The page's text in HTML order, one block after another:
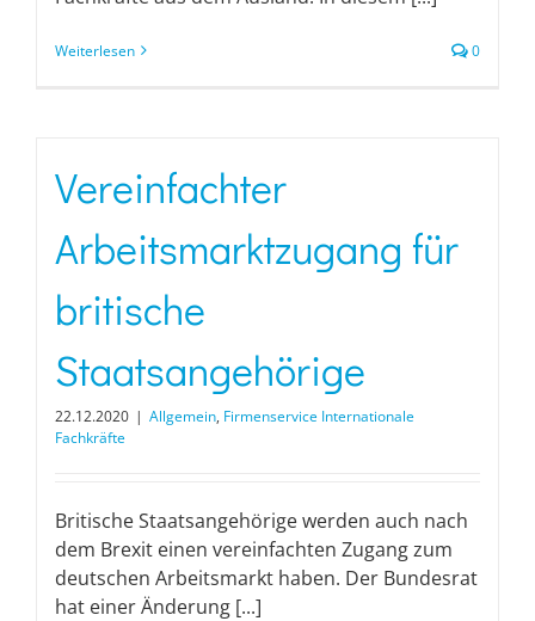
Weiterlesen 0
Vereinfachter
Arbeitsmarktzugang für
britische
Staatsangehörige
22.12.2020 | Allgemein, Firmenservice Internationale
Fachkräfte
Britische Staatsangehörige werden auch nach
dem Brexit einen vereinfachten Zugang zum
deutschen Arbeitsmarkt haben. Der Bundesrat
hat einer Änderung [...]